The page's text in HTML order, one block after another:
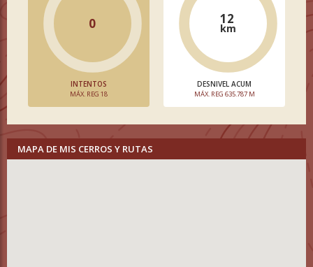
0
INTENTOS
MÁX. REG 18
12
km
DESNIVEL ACUM
MÁX. REG 635.787 M
MAPA DE MIS CERROS Y RUTAS